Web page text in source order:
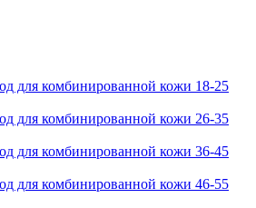
для комбинированной кожи 18-25
для комбинированной кожи 26-35
для комбинированной кожи 36-45
для комбинированной кожи 46-55